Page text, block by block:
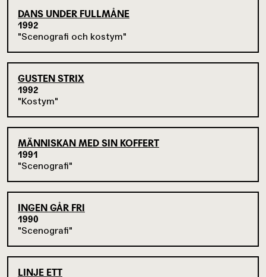
DANS UNDER FULLMÅNE
1992
Scenografi och kostym
GUSTEN STRIX
1992
Kostym
MÄNNISKAN MED SIN KOFFERT
1991
Scenografi
INGEN GÅR FRI
1990
Scenografi
LINJE ETT